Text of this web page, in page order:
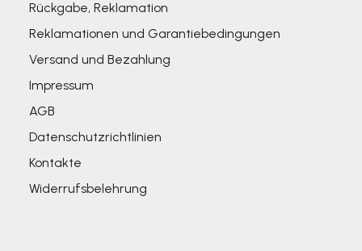
Rückgabe, Reklamation
Reklamationen und Garantiebedingungen
Versand und Bezahlung
Impressum
AGB
Datenschutzrichtlinien
Kontakte
Widerrufsbelehrung